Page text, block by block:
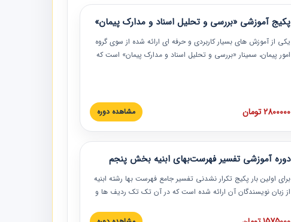
پکیج آموزشی «بررسی و تحلیل اسناد و مدارک پیمان»
یکی از آموزش‏‏‏‏‏‏ های بسیار کاربردی و حرفه‏ ای ارائه شده از سوی گروه
امور پیمان، سمینار «بررسی و تحلیل اسناد و مدارک پیمان» است که
عملی در این خصوص ارائه شده است.
2800000 تومان مشاهده دوره
دوره آموزشی تفسیر فهرست‌بهای ابنیه بخش پنجم
برای اولین بار پکیج تکرار نشدنی تفسیر جامع فهرست بها رشته ابنیه
از زبان نویسندگان آن ارائه شده است که در آن تک تک ردیف ها و
تصویری بوده و به همراه تصاویر عملیات اجرایی مرتبط با ردیف های